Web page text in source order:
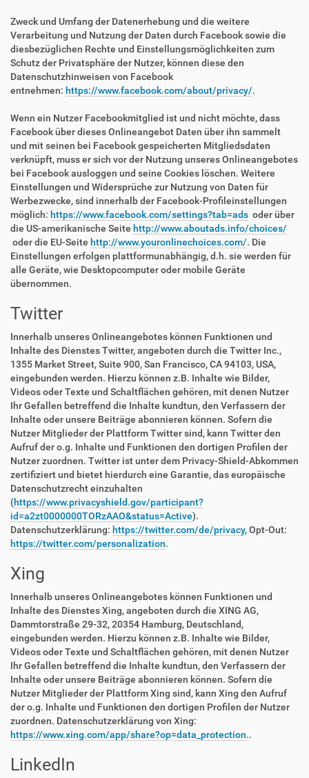
Zweck und Umfang der Datenerhebung und die weitere
Verarbeitung und Nutzung der Daten durch Facebook sowie die
diesbezüglichen Rechte und Einstellungsmöglichkeiten zum
Schutz der Privatsphäre der Nutzer, können diese den
Datenschutzhinweisen von Facebook
entnehmen: https://www.facebook.com/about/privacy/.
Wenn ein Nutzer Facebookmitglied ist und nicht möchte, dass
Facebook über dieses Onlineangebot Daten über ihn sammelt
und mit seinen bei Facebook gespeicherten Mitgliedsdaten
verknüpft, muss er sich vor der Nutzung unseres Onlineangebotes
bei Facebook ausloggen und seine Cookies löschen. Weitere
Einstellungen und Widersprüche zur Nutzung von Daten für
Werbezwecke, sind innerhalb der Facebook-Profileinstellungen
möglich: https://www.facebook.com/settings?tab=ads oder über
die US-amerikanische Seite http://www.aboutads.info/choices/
oder die EU-Seite http://www.youronlinechoices.com/. Die
Einstellungen erfolgen plattformunabhängig, d.h. sie werden für
alle Geräte, wie Desktopcomputer oder mobile Geräte
übernommen.
Twitter
Innerhalb unseres Onlineangebotes können Funktionen und
Inhalte des Dienstes Twitter, angeboten durch die Twitter Inc.,
1355 Market Street, Suite 900, San Francisco, CA 94103, USA,
eingebunden werden. Hierzu können z.B. Inhalte wie Bilder,
Videos oder Texte und Schaltflächen gehören, mit denen Nutzer
Ihr Gefallen betreffend die Inhalte kundtun, den Verfassern der
Inhalte oder unsere Beiträge abonnieren können. Sofern die
Nutzer Mitglieder der Plattform Twitter sind, kann Twitter den
Aufruf der o.g. Inhalte und Funktionen den dortigen Profilen der
Nutzer zuordnen. Twitter ist unter dem Privacy-Shield-Abkommen
zertifiziert und bietet hierdurch eine Garantie, das europäische
Datenschutzrecht einzuhalten
(https://www.privacyshield.gov/participant?
id=a2zt0000000TORzAAO&status=Active).
Datenschutzerklärung: https://twitter.com/de/privacy, Opt-Out:
https://twitter.com/personalization.
Xing
Innerhalb unseres Onlineangebotes können Funktionen und
Inhalte des Dienstes Xing, angeboten durch die XING AG,
Dammtorstraße 29-32, 20354 Hamburg, Deutschland,
eingebunden werden. Hierzu können z.B. Inhalte wie Bilder,
Videos oder Texte und Schaltflächen gehören, mit denen Nutzer
Ihr Gefallen betreffend die Inhalte kundtun, den Verfassern der
Inhalte oder unsere Beiträge abonnieren können. Sofern die
Nutzer Mitglieder der Plattform Xing sind, kann Xing den Aufruf
der o.g. Inhalte und Funktionen den dortigen Profilen der Nutzer
zuordnen. Datenschutzerklärung von Xing:
https://www.xing.com/app/share?op=data_protection..
LinkedIn